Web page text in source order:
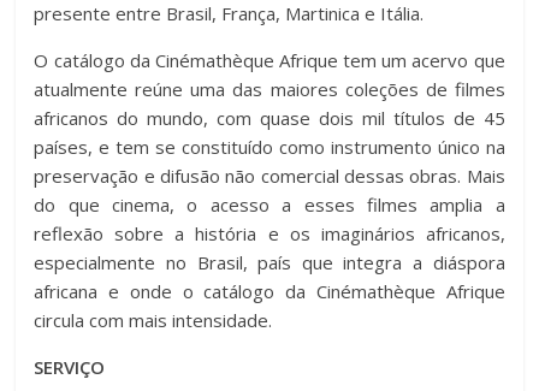
presente entre Brasil, França, Martinica e Itália.
O catálogo da Cinémathèque Afrique tem um acervo que
atualmente reúne uma das maiores coleções de filmes
africanos do mundo, com quase dois mil títulos de 45
países, e tem se constituído como instrumento único na
preservação e difusão não comercial dessas obras. Mais
do que cinema, o acesso a esses filmes amplia a
reflexão sobre a história e os imaginários africanos,
especialmente no Brasil, país que integra a diáspora
africana e onde o catálogo da Cinémathèque Afrique
circula com mais intensidade.
SERVIÇO